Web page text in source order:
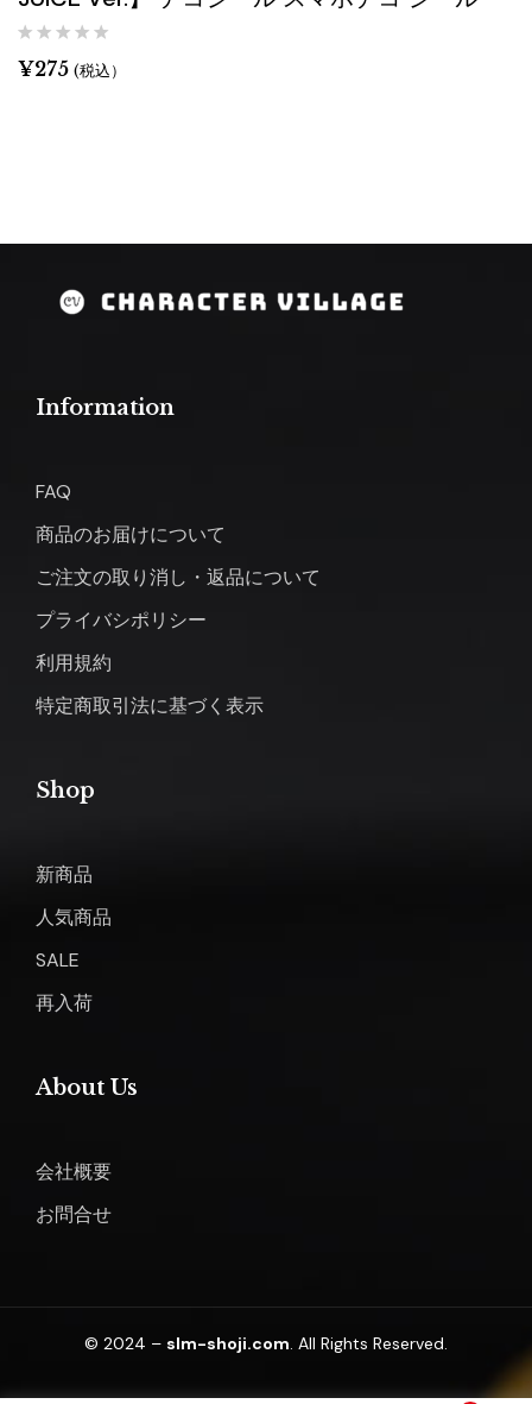
¥275 (税込）
Information
FAQ
商品のお届けについて
ご注文の取り消し・返品について
プライバシポリシー
利用規約
特定商取引法に基づく表示
Shop
新商品
人気商品
SALE
再入荷
About Us
会社概要
お問合せ
© 2024 – slm-shoji.com. All Rights Reserved.